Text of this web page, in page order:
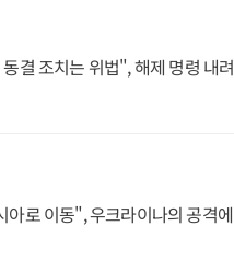
결 조치는 위법", 해제 명령 내려
로 이동", 우크라이나의 공격에